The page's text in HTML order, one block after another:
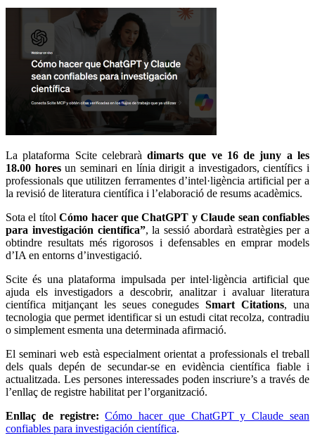
La plataforma Scite celebraràdimarts que ve 16 de juny a les
18.00 horesun seminari en línia dirigit a investigadors, científics i
professionals que utilitzen ferramentes d’intel·ligència artificial per a
la revisió de literatura científica i l’elaboració de resums acadèmics.
Sota el títolCómo hacer que ChatGPT y Claude sean confiables
para investigación científica”, la sessió abordarà estratègies per a
obtindre resultats més rigorosos i defensables en emprar models
d’IA en entorns d’investigació.
Scite és una plataforma impulsada per intel·ligència artificial que
ajuda els investigadors a descobrir, analitzar i avaluar literatura
científica mitjançant les seues conegudesSmart Citations, una
tecnologia que permet identificar si un estudi citat recolza, contradiu
o simplement esmenta una determinada afirmació.
El seminari web està especialment orientat a professionals el treball
dels quals depén de secundar-se en evidència científica fiable i
actualitzada. Les persones interessades poden inscriure’s a través de
l’enllaç de registre habilitat per l’organització.
Enllaç de registre: Cómo hacer que ChatGPT y Claude sean
confiables para investigación científica.